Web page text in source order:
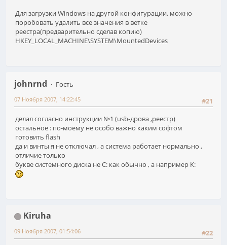
Для загрузки Windows на другой конфигурации, можно
поробовать удалить все значения в ветке
реестра(предварительно сделав копию)
HKEY_LOCAL_MACHINE\SYSTEM\MountedDevices
johnrnd
Гость
#21
07 Ноября 2007, 14:22:45
делал согласно инструкции №1 (usb-дрова ,реестр)
остальное : по-моему не особо важно каким софтом
готовить flash
да и винты я не отключал , а система работает нормально ,
отличие только
букве системного диска не C: как обычно , а например K:
Kiruha
#22
09 Ноября 2007, 01:54:06